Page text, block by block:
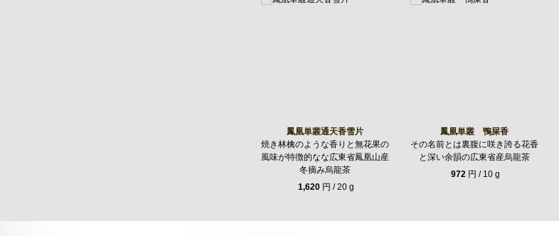
鳳凰単叢通天香雪片
焼き林檎のような香りと無花果の
風味が特徴的なな広東省鳳凰山産
冬摘み烏龍茶
1,620円 / 20 g
鳳凰単叢 鴨屎香
その名前とは裏腹に咲き誇る花香
と深い余韻の広東省産烏龍茶
972円 / 10 g